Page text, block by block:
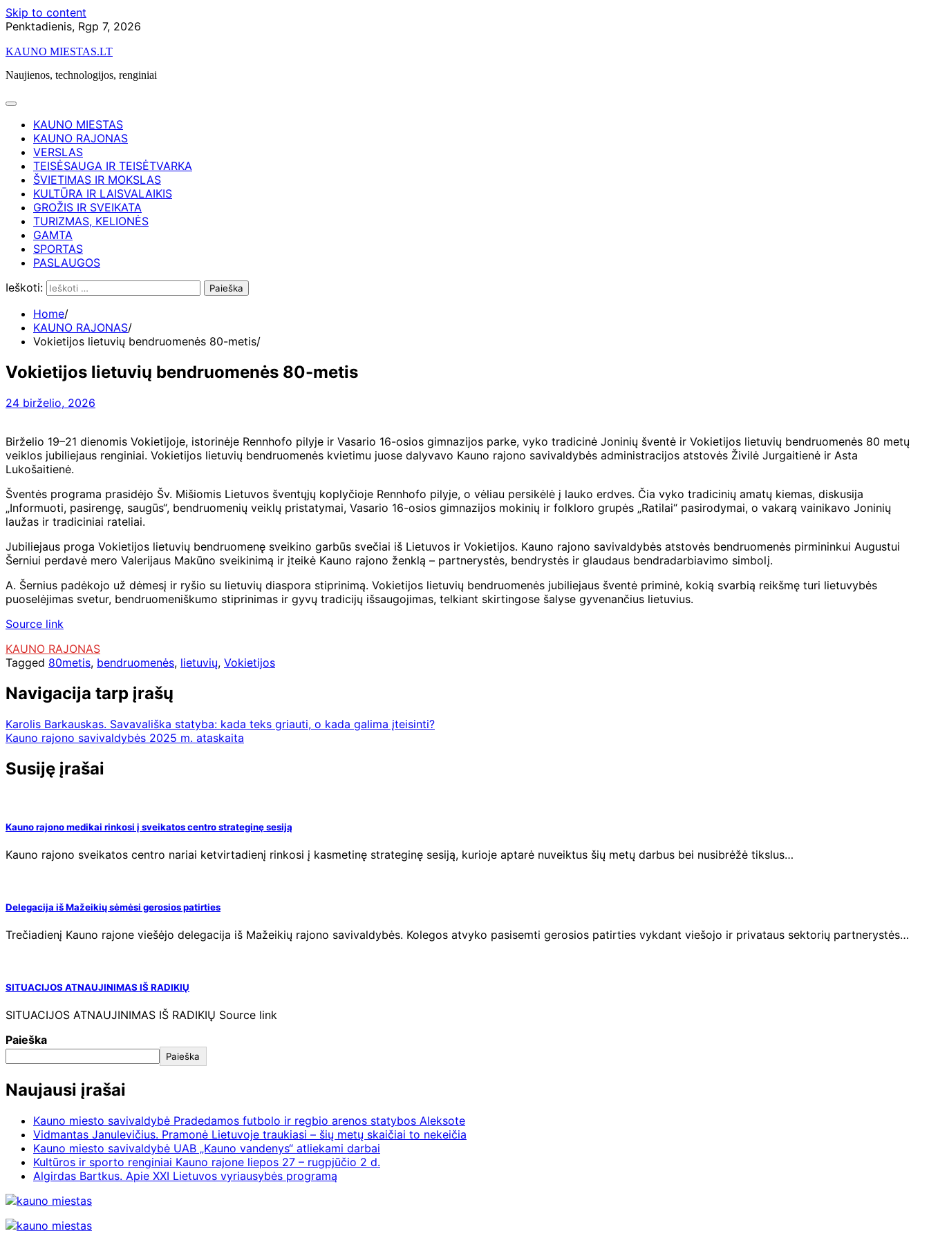
Skip to content
Penktadienis, Rgp 7, 2026
KAUNO MIESTAS.LT
Naujienos, technologijos, renginiai
KAUNO MIESTAS
KAUNO RAJONAS
VERSLAS
TEISĖSAUGA IR TEISĖTVARKA
ŠVIETIMAS IR MOKSLAS
KULTŪRA IR LAISVALAIKIS
GROŽIS IR SVEIKATA
TURIZMAS, KELIONĖS
GAMTA
SPORTAS
PASLAUGOS
Ieškoti:
Home
KAUNO RAJONAS
Vokietijos lietuvių bendruomenės 80-metis
Vokietijos lietuvių bendruomenės 80-metis
24 birželio, 2026
Birželio 19–21 dienomis Vokietijoje, istorinėje Rennhofo pilyje ir Vasario 16-osios gimnazijos parke, vyko tradicinė Joninių šventė ir Vokietijos lietuvių bendruomenės 80 metų
veiklos jubiliejaus renginiai. Vokietijos lietuvių bendruomenės kvietimu juose dalyvavo Kauno rajono savivaldybės administracijos atstovės Živilė Jurgaitienė ir Asta
Lukošaitienė.
Šventės programa prasidėjo Šv. Mišiomis Lietuvos šventųjų koplyčioje Rennhofo pilyje, o vėliau persikėlė į lauko erdves. Čia vyko tradicinių amatų kiemas, diskusija
„Informuoti, pasirengę, saugūs“, bendruomenių veiklų pristatymai, Vasario 16-osios gimnazijos mokinių ir folkloro grupės „Ratilai“ pasirodymai, o vakarą vainikavo Joninių
laužas ir tradiciniai rateliai.
Jubiliejaus proga Vokietijos lietuvių bendruomenę sveikino garbūs svečiai iš Lietuvos ir Vokietijos. Kauno rajono savivaldybės atstovės bendruomenės pirmininkui Augustui
Šerniui perdavė mero Valerijaus Makūno sveikinimą ir įteikė Kauno rajono ženklą – partnerystės, bendrystės ir glaudaus bendradarbiavimo simbolį.
A. Šernius padėkojo už dėmesį ir ryšio su lietuvių diaspora stiprinimą. Vokietijos lietuvių bendruomenės jubiliejaus šventė priminė, kokią svarbią reikšmę turi lietuvybės
puoselėjimas svetur, bendruomeniškumo stiprinimas ir gyvų tradicijų išsaugojimas, telkiant skirtingose šalyse gyvenančius lietuvius.
Source link
KAUNO RAJONAS
Tagged 80metis, bendruomenės, lietuvių, Vokietijos
Navigacija tarp įrašų
Karolis Barkauskas. Savavališka statyba: kada teks griauti, o kada galima įteisinti?
Kauno rajono savivaldybės 2025 m. ataskaita
Susiję įrašai
Kauno rajono medikai rinkosi į sveikatos centro strateginę sesiją
Kauno rajono sveikatos centro nariai ketvirtadienį rinkosi į kasmetinę strateginę sesiją, kurioje aptarė nuveiktus šių metų darbus bei nusibrėžė tikslus…
Delegacija iš Mažeikių sėmėsi gerosios patirties
Trečiadienį Kauno rajone viešėjo delegacija iš Mažeikių rajono savivaldybės. Kolegos atvyko pasisemti gerosios patirties vykdant viešojo ir privataus sektorių partnerystės…
SITUACIJOS ATNAUJINIMAS IŠ RADIKIŲ
SITUACIJOS ATNAUJINIMAS IŠ RADIKIŲ Source link
Paieška
Paieška
Naujausi įrašai
Kauno miesto savivaldybė Pradedamos futbolo ir regbio arenos statybos Aleksote
Vidmantas Janulevičius. Pramonė Lietuvoje traukiasi – šių metų skaičiai to nekeičia
Kauno miesto savivaldybė UAB „Kauno vandenys“ atliekami darbai
Kultūros ir sporto renginiai Kauno rajone liepos 27 – rugpjūčio 2 d.
Algirdas Bartkus. Apie XXI Lietuvos vyriausybės programą